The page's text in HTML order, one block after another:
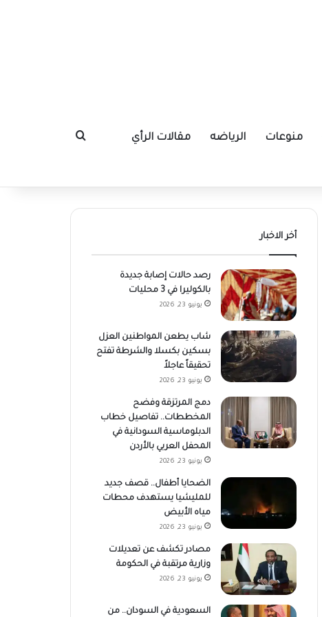
منوعات الرياضه مقالات الرأي بحث عن
أخر الاخبار
رصد حالات إصابة جديدة
بالكوليرا في 3 محليات
يونيو 23, 2026
شاب يطعن المواطنين العزل
بسكين بكسلا والشرطة تفتح
تحقيقاً عاجلاً
يونيو 23, 2026
دمج المرتزقة وفضح
المخططات.. تفاصيل خطاب
الدبلوماسية السودانية في
المحفل العربي بالأردن
يونيو 23, 2026
الضحايا أطفال.. قصف جديد
للمليشيا يستهدف محطات
مياه الأبيض
يونيو 23, 2026
مصادر تكشف عن تعديلات
وزارية مرتقبة في الحكومة
يونيو 23, 2026
السعودية في السودان.. من